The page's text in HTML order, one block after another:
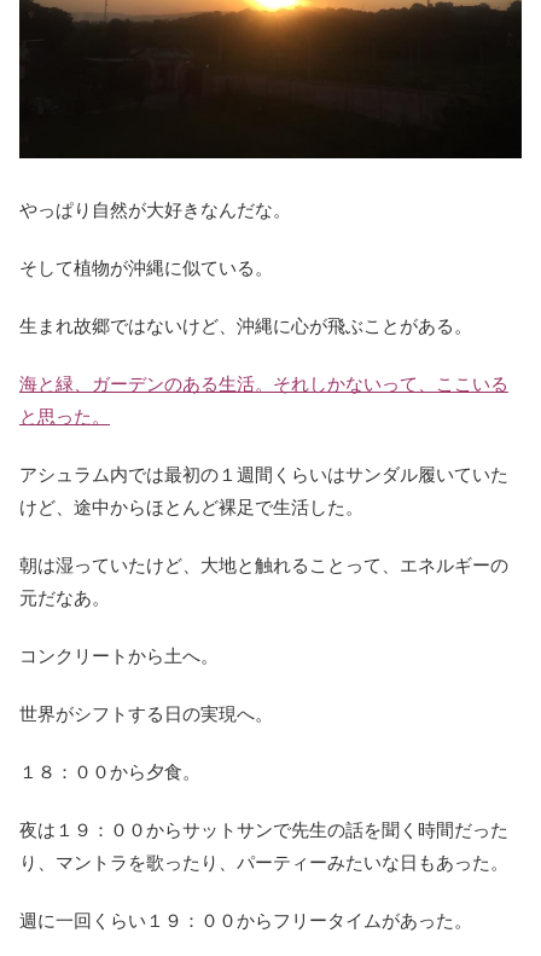
やっぱり自然が大好きなんだな。
そして植物が沖縄に似ている。
生まれ故郷ではないけど、沖縄に心が飛ぶことがある。
海と緑、ガーデンのある生活。それしかないって、ここいる
と思った。
アシュラム内では最初の１週間くらいはサンダル履いていた
けど、途中からほとんど裸足で生活した。
朝は湿っていたけど、大地と触れることって、エネルギーの
元だなあ。
コンクリートから土へ。
世界がシフトする日の実現へ。
１８：００から夕食。
夜は１９：００からサットサンで先生の話を聞く時間だった
り、マントラを歌ったり、パーティーみたいな日もあった。
週に一回くらい１９：００からフリータイムがあった。